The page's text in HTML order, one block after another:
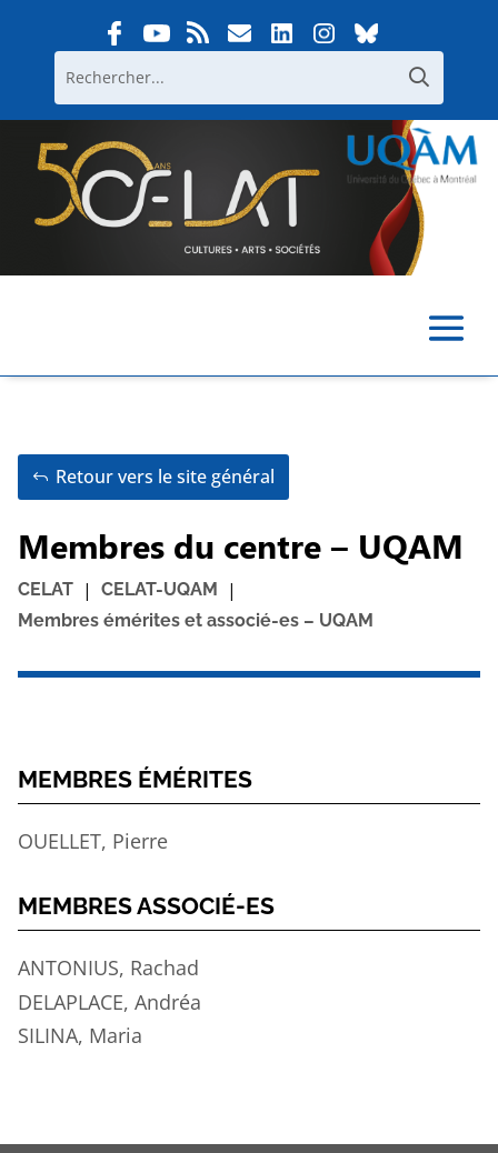
Retour vers le site général
Membres du centre – UQAM
CELAT | CELAT-UQAM |
Membres émérites et associé-es – UQAM
MEMBRES ÉMÉRITES
OUELLET, Pierre
MEMBRES ASSOCIÉ-ES
ANTONIUS, Rachad
DELAPLACE, Andréa
SILINA, Maria